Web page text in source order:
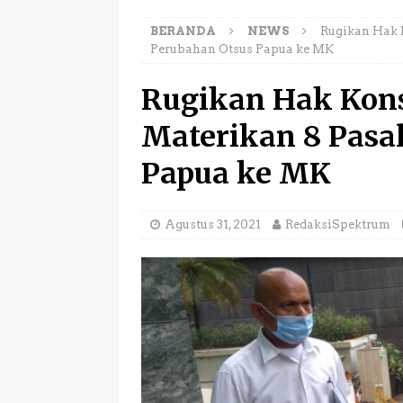
[ Juli 22, 2026 ] Umat
[ Juni 27, 2026 ]
Narapidana Prof.
[ Juni 18, 2026 ]
[ Agustus 3, 2026 ]
BERANDA NEWS
Rugikan Hak
Perubahan Otsus Papua ke MK
Rugikan Hak
Materikan 8
Papua ke MK
Agustus 31, 2021 RedaksiSpektrum